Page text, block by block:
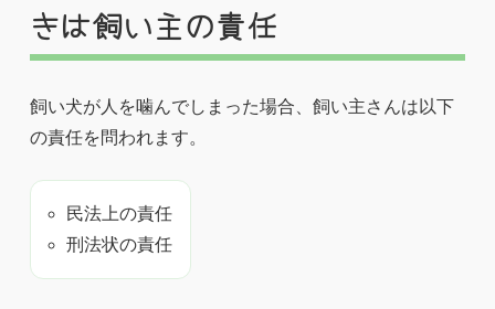
きは飼い主の責任
飼い犬が人を噛んでしまった場合、飼い主さんは以下
の責任を問われます。
民法上の責任
刑法状の責任